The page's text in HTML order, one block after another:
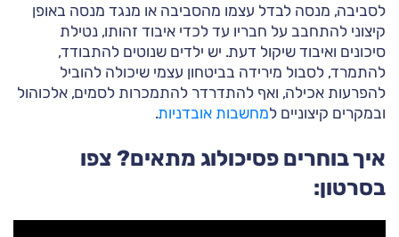
לסביבה, מנסה לבדל עצמו מהסביבה או מנגד מנסה באופן
קיצוני להתחבב על חבריו עד לכדי איבוד זהותו, נטילת
סיכונים ואיבוד שיקול דעת. יש ילדים שנוטים להתבודד,
להתמרד, לסבול מירידה בביטחון עצמי שיכולה להוביל
להפרעות אכילה, ואף להתדרדר להתמכרות לסמים, אלכוהול
ובמקרים קיצוניים למחשבות אובדניות.
איך בוחרים פסיכולוג מתאים? צפו
בסרטון: